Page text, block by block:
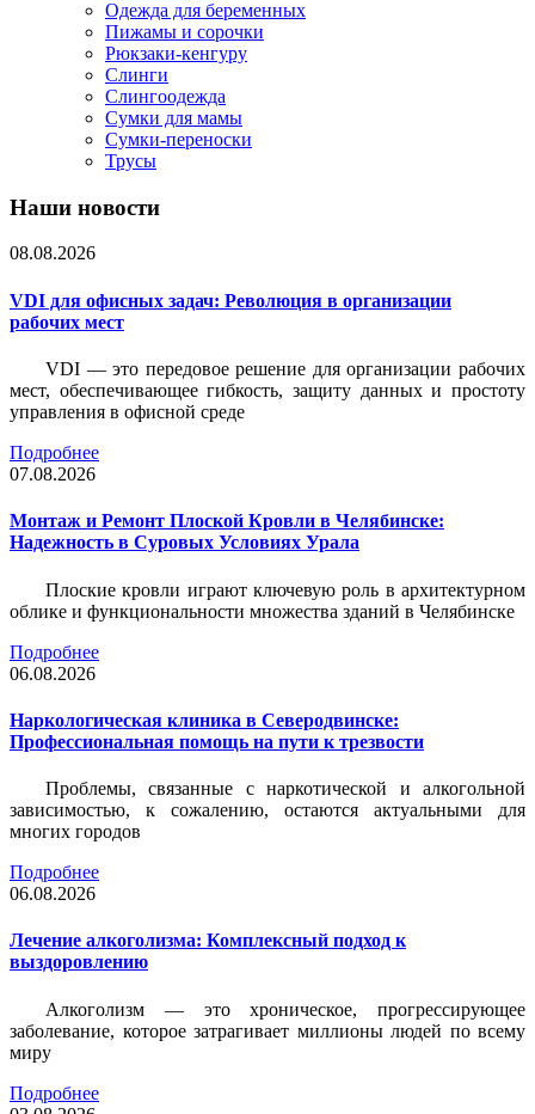
Одежда для беременных
Пижамы и сорочки
Рюкзаки-кенгуру
Слинги
Слингоодежда
Сумки для мамы
Сумки-переноски
Трусы
Наши новости
08.08.2026
VDI для офисных задач: Революция в организации
рабочих мест
VDI — это передовое решение для организации рабочих
мест, обеспечивающее гибкость, защиту данных и простоту
управления в офисной среде
Подробнее
07.08.2026
Монтаж и Ремонт Плоской Кровли в Челябинске:
Надежность в Суровых Условиях Урала
Плоские кровли играют ключевую роль в архитектурном
облике и функциональности множества зданий в Челябинске
Подробнее
06.08.2026
Наркологическая клиника в Северодвинске:
Профессиональная помощь на пути к трезвости
Проблемы, связанные с наркотической и алкогольной
зависимостью, к сожалению, остаются актуальными для
многих городов
Подробнее
06.08.2026
Лечение алкоголизма: Комплексный подход к
выздоровлению
Алкоголизм — это хроническое, прогрессирующее
заболевание, которое затрагивает миллионы людей по всему
миру
Подробнее